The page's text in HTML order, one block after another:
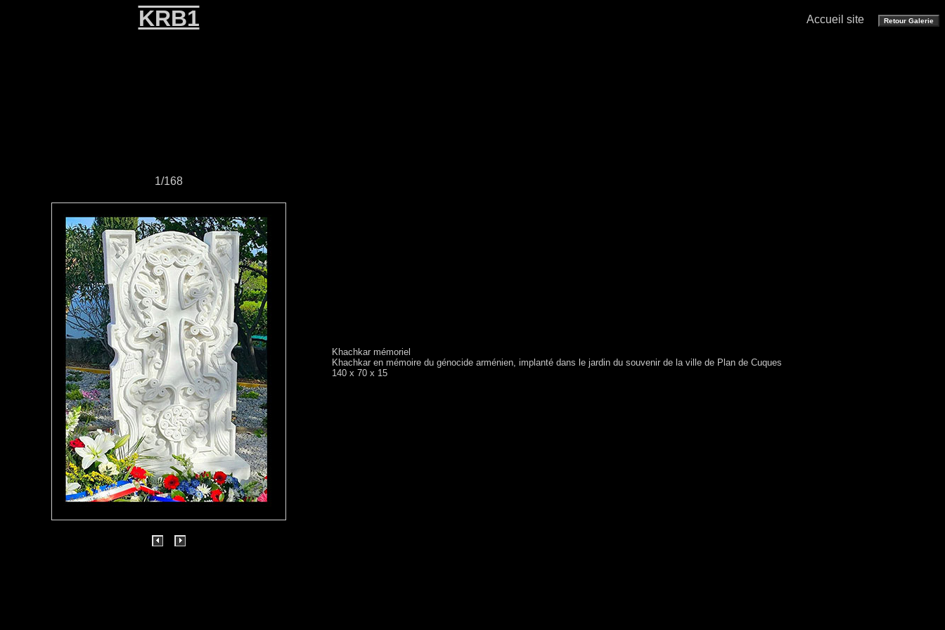
KRB1 Accueil site
1/168
Khachkar mémoriel
Khachkar en mémoire du génocide arménien, implanté dans le jardin du souvenir de la ville de Plan de Cuques
140 x 70 x 15